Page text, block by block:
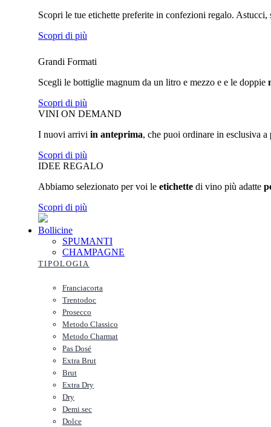
Scopri le tue etichette preferite in confezioni regalo.
Scopri di più
Grandi Formati
Scegli le bottiglie magnum da un litro e mezzo e e le doppie
Scopri di più
VINI ON DEMAND
I nuovi arrivi in anteprima, che puoi ordinare in esclusiva a
Scopri di più
IDEE REGALO
Abbiamo selezionato per voi le etichette di vino più adatte
Scopri di più
Bollicine
SPUMANTI
CHAMPAGNE
TIPOLOGIA
Franciacorta
Trentodoc
Prosecco
Metodo Classico
Metodo Charmat
Pas Dosé
Extra Brut
Brut
Extra Dry
Dry
Demi sec
Dolce